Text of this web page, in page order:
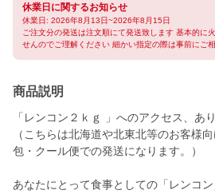
休業日に関するお知らせ
休業日: 2026年8月13日~2026年8月15日
ご注文分の発送は注文順にて発送致します 基本的に
せんのでご理解ください 細かい指定の際は事前にご
商品説明
「レンコン２ｋｇ 」へのアクセス、あ
（こちらは北海道や北東北等のお客様
包・クール便での発送になります。）
あなたにとって食事としての「レンコ